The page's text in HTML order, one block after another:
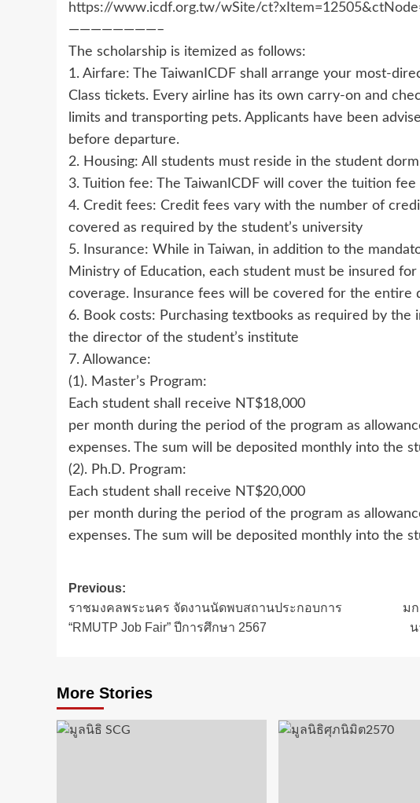
https://www.icdf.org.tw/wSite/
————————–
The scholarship is itemized as follows:
1. Airfare: The TaiwanICDF shall arrange your most-
Class tickets. Every airline has its own carry-on and
limits and transporting pets. Applicants have been
before departure.
2. Housing: All students must reside in the student
3. Tuition fee: The TaiwanICDF will cover the tuition
4. Credit fees: Credit fees vary with the number of
covered as required by the student’s university
5. Insurance: While in Taiwan, in addition to the
Ministry of Education, each student must be insured for
coverage. Insurance fees will be covered for the entire
6. Book costs: Purchasing textbooks as required by
the director of the student’s institute
7. Allowance:
(1). Master’s Program:
Each student shall receive NT$18,000
per month during the period of the program as
expenses. The sum will be deposited monthly into the
(2). Ph.D. Program:
Each student shall receive NT$20,000
per month during the period of the program as
expenses. The sum will be deposited monthly into the
Post
navigation
Previous:
ราชมงคลพระนคร จัดงานนัดพบสถานประกอบการ
“RMUTP Job Fair” ปีการศึกษา 2567
ม
More Stories